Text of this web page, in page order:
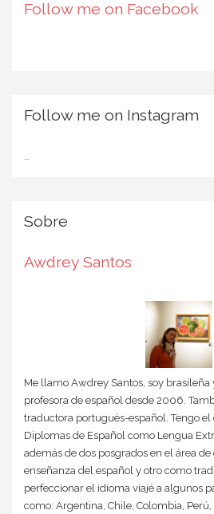
Follow me on Facebook
Follow me on Instagram
Sobre
Awdrey Santos
Me llamo Awdrey Santos, soy brasileña
profesora de español desde 2006.
traductora portugués-español. Tengo el
Diplomas de Español como Lengua
además de dos posgrados en el área
enseñanza del español y otro como
perfeccionar el idioma viajé a algunos
como: Argentina, Chile, Colombia,